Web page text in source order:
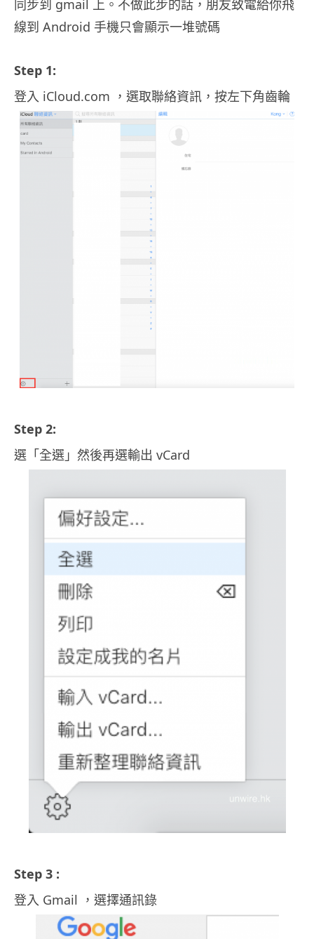
同步到 gmail 上。不做此步的話，朋友致電給你飛
線到 Android 手機只會顯示一堆號碼
Step 1:
登入 iCloud.com ，選取聯絡資訊，按左下角齒輪
Step 2:
選「全選」然後再選輸出 vCard
Step 3 :
登入 Gmail ，選擇通訊錄